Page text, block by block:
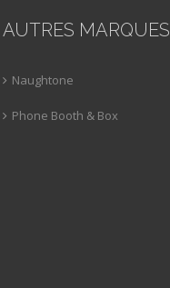
AUTRES MARQUES
Naughtone
Phone Booth & Box